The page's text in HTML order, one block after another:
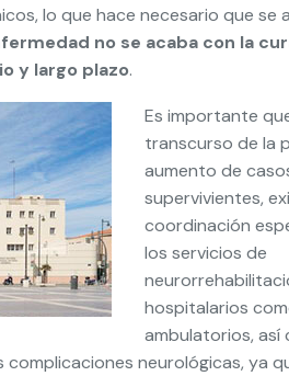
lo que hace necesario que se
no se acaba con la
y largo plazo.
Es importante
transcurso de la
aumento de
supervivientes,
coordinación
los servicios de
hospitalarios
ambulatorios, así
neurológicas, ya